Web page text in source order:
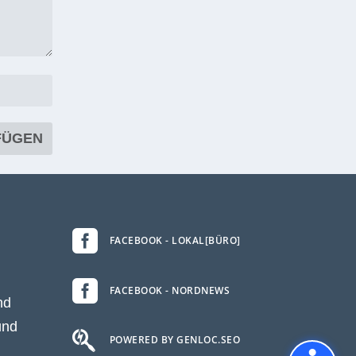
 FACEBOOK - LOKAL[BÜRO]
 FACEBOOK - NORDNEWS
 POWERED BY GENLOC.SEO